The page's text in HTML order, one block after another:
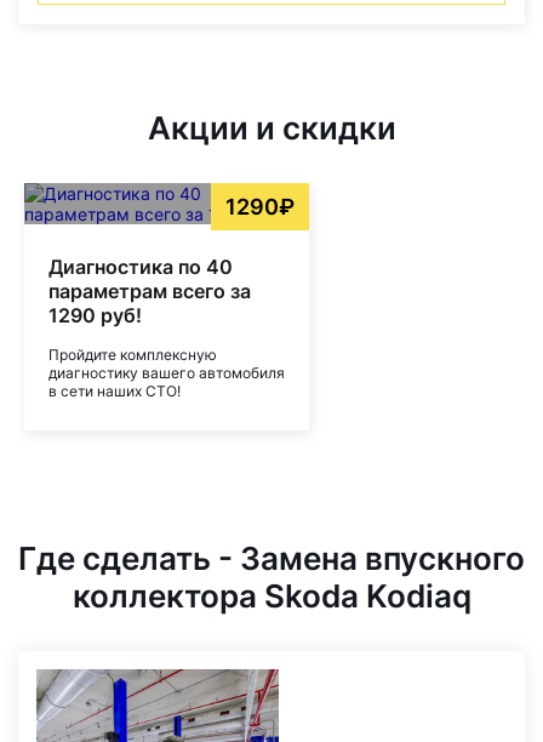
Акции и скидки
1290₽
Диагностика по 40
параметрам всего за
1290 руб!
Пройдите комплексную
диагностику вашего автомобиля
в сети наших СТО!
Где сделать - Замена впускного
коллектора Skoda Kodiaq